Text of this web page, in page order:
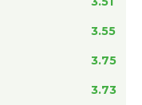
3.55
3.75
3.73